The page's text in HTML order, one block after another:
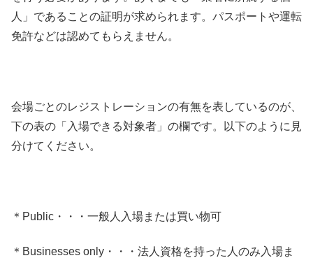
人」であることの証明が求められます。パスポートや運転
免許などは認めてもらえません。
会場ごとのレジストレーションの有無を表しているのが、
下の表の「入場できる対象者」の欄です。以下のように見
分けてください。
＊Public・・・一般人入場または買い物可
＊Businesses only・・・法人資格を持った人のみ入場ま